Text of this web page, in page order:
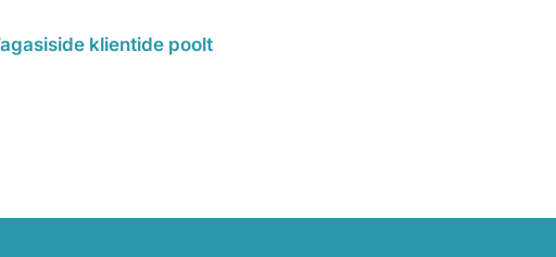
klientide poolt